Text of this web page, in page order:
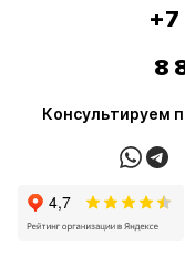
Консультируем
+7
8